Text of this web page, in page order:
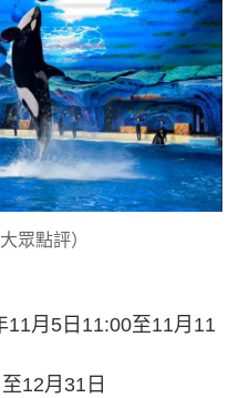
眾點評）
11月5日11:00至11月11
12月31日